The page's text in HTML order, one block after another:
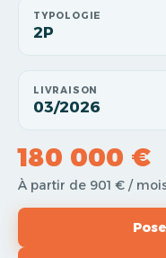
TYPOLOGIE
2P
LIVRAISON
03/2026
180 000 €
À partir de 901 € /